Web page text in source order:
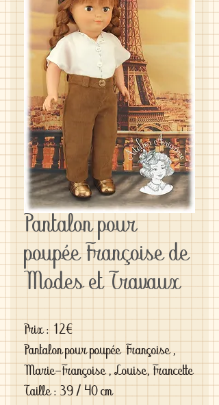
Pantalon pour
poupée Françoise de
Modes et Travaux
Prix : 12€
Pantalon pour poupée Françoise ,
Marie-Françoise , Louise, Francette
Taille : 39 / 40 cm